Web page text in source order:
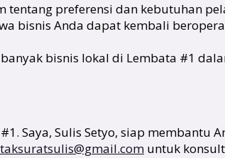
tentang preferensi dan kebutuhan
bisnis Anda dapat kembali
bisnis lokal di Lembata #1
Saya, Sulis Setyo, siap membantu
untuk